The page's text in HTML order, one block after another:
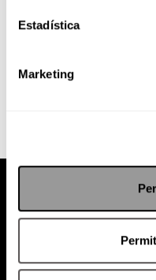
Estadística
Marketing
Atención al